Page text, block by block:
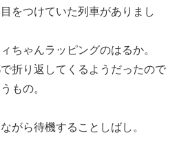
をつけていた列車がありまし
ちゃんラッピングのはるか。
折り返してくるようだったので
もの。
がら待機することしばし。